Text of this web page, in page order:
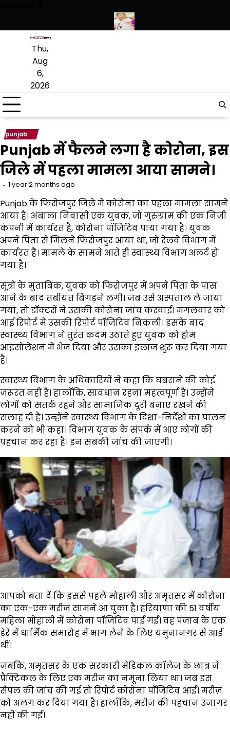
content
Thu,
Aug
6,
2026
punjab
Punjab में फैलने लगा है कोरोना, इस
जिले में पहला मामला आया सामने।
1 year 2 months ago
Punjab के फिरोजपुर जिले में कोरोना का पहला मामला सामने
आया है। अंबाला निवासी एक युवक, जो गुरुग्राम की एक निजी
कंपनी में कार्यरत है, कोरोना पॉजिटिव पाया गया है। युवक
अपने पिता से मिलने फिरोजपुर आया था, जो रेलवे विभाग में
कार्यरत हैं। मामले के सामने आते ही स्वास्थ्य विभाग अलर्ट हो
गया है।
सूत्रों के मुताबिक, युवक को फिरोजपुर में अपने पिता के पास
आने के बाद तबीयत बिगड़ने लगी। जब उसे अस्पताल ले जाया
गया, तो डॉक्टरों ने उसकी कोरोना जांच करवाई। मंगलवार को
आई रिपोर्ट में उसकी रिपोर्ट पॉजिटिव निकली। इसके बाद
स्वास्थ्य विभाग ने तुरंत कदम उठाते हुए युवक को होम
आइसोलेशन में भेज दिया और उसका इलाज शुरू कर दिया गया
है।
स्वास्थ्य विभाग के अधिकारियों ने कहा कि घबराने की कोई
जरूरत नहीं है। हालाँकि, सावधान रहना महत्वपूर्ण है। उन्होंने
लोगों को सतर्क रहने और सामाजिक दूरी बनाए रखने की
सलाह दी है। उन्होंने स्वास्थ्य विभाग के दिशा-निर्देशों का पालन
करने को भी कहा। विभाग युवक के संपर्क में आए लोगों की
पहचान कर रहा है। इन सबकी जांच की जाएगी।
आपको बता दें कि इससे पहले मोहाली और अमृतसर में कोरोना
का एक-एक मरीज सामने आ चुका है। हरियाणा की 51 वर्षीय
महिला मोहाली में कोरोना पॉजिटिव पाई गई। वह पंजाब के एक
डेरे में धार्मिक समारोह में भाग लेने के लिए यमुनानगर से आई
थीं।
जबकि, अमृतसर के एक सरकारी मेडिकल कॉलेज के छात्र ने
प्रैक्टिकल के लिए एक मरीज का नमूना लिया था। जब इस
सैंपल की जांच की गई तो रिपोर्ट कोरोना पॉजिटिव आई। मरीज़
को अलग कर दिया गया है। हालाँकि, मरीज की पहचान उजागर
नहीं की गई।